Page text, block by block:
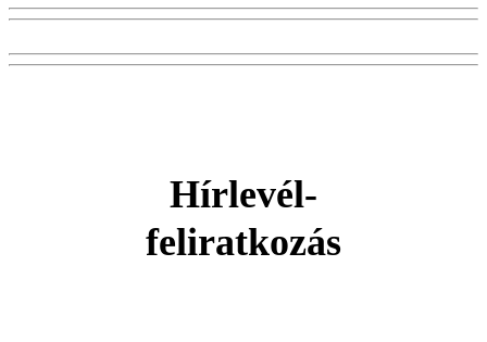
Hírlevél-
feliratkozás